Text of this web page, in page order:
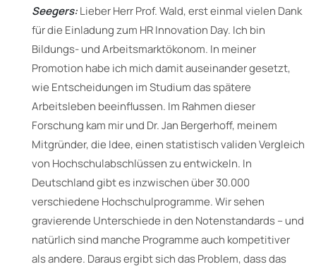
Seegers:Lieber Herr Prof. Wald, erst einmal vielen Dank
für die Einladung zum HR Innovation Day. Ich bin
Bildungs- und Arbeitsmarktökonom. In meiner
Promotion habe ich mich damit auseinander gesetzt,
wie Entscheidungen im Studium das spätere
Arbeitsleben beeinflussen. Im Rahmen dieser
Forschung kam mir und Dr. Jan Bergerhoff, meinem
Mitgründer, die Idee, einen statistisch validen Vergleich
von Hochschulabschlüssen zu entwickeln. In
Deutschland gibt es inzwischen über 30.000
verschiedene Hochschulprogramme. Wir sehen
gravierende Unterschiede in den Notenstandards – und
natürlich sind manche Programme auch kompetitiver
als andere. Daraus ergibt sich das Problem, dass das